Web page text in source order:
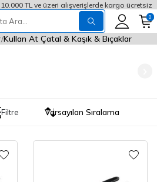
10.000 TL ve üzeri alışverişlerde kargo ücretsiz
0
Kullan At Çatal & Kaşık & Bıçaklar
Filtre